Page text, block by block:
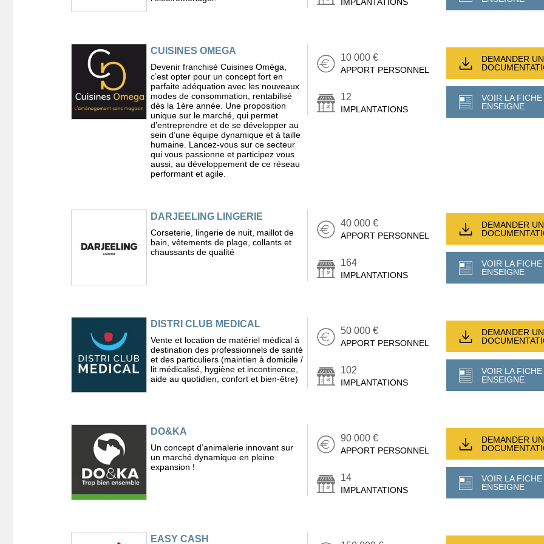
IMPLANTATIONS
CUISINES OMEGA
Devenir franchisé Cuisines Oméga,
c’est opter pour un concept fort en
parfaite adéquation avec les nouveaux
modes de consommation, rentabilisé
dès la 1ère année. Une proposition
unique sur le marché, qui permet
d’entreprendre et de se développer au
sein d’une équipe dynamique et à taille
humaine. Lancez-vous sur ce secteur
qui vous passionne et participez vous
aussi, au développement de ce réseau
performant et agile.
10 000 €
APPORT PERSONNEL
12
IMPLANTATIONS
DEMANDER
VOIR LA FICHE
ENSEIGNE
DARJEELING LINGERIE
Corseterie, lingerie de nuit, maillot de
bain, vêtements de plage, collants et
chaussants de qualité
40 000 €
APPORT PERSONNEL
164
IMPLANTATIONS
DEMANDER
VOIR LA FICHE
ENSEIGNE
DISTRI CLUB MEDICAL
Vente et location de matériel médical à
destination des professionnels de santé
et des particuliers (maintien à domicile /
lit médicalisé, hygiène et incontinence,
aide au quotidien, confort et bien-être)
50 000 €
APPORT PERSONNEL
102
IMPLANTATIONS
DEMANDER
VOIR LA FICHE
ENSEIGNE
DO&KA
Un concept d’animalerie innovant sur
un marché dynamique en pleine
expansion !
90 000 €
APPORT PERSONNEL
14
IMPLANTATIONS
DEMANDER
VOIR LA FICHE
ENSEIGNE
EASY CASH